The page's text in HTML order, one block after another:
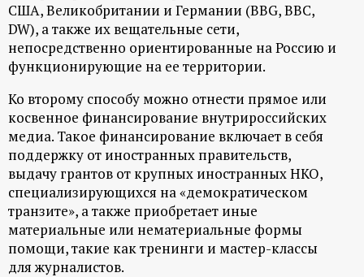
США, Великобритании и Германии (BBG, BBC,
DW), а также их вещательные сети,
непосредственно ориентированные на Россию и
функционирующие на ее территории.
Ко второму способу можно отнести прямое или
косвенное финансирование внутрироссийских
медиа. Такое финансирование включает в себя
поддержку от иностранных правительств,
выдачу грантов от крупных иностранных НКО,
специализирующихся на «демократическом
транзите», а также приобретает иные
материальные или нематериальные формы
помощи, такие как тренинги и мастер-классы
для журналистов.